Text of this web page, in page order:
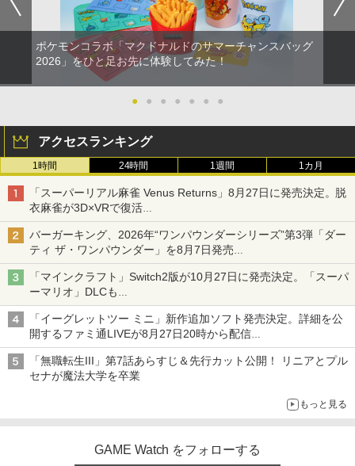
ポケモンコラボ「マクドナルドのサマーチャンスバッグ
2026」をひと足お先に体験してみた！
● ● ● ● ● ● ●
アクセスランキング
1時間 24時間 1週間 1カ月
「スーパーリアル麻雀 Venus Returns」8月27日に発売決定。脱
衣麻雀が3D×VRで復活
発売から2週間は20%オフになるセールが実施
バーガーキング、2026年“ワンパウンダーシリーズ”第3弾「ダー
ティ ザ・ワンパウンダー」を8月7日発売
「特製ガーリックマヨソース」を使用した超大型チーズバーガー
「マインクラフト」Switch2版が10月27日に発売決定。「スーパ
ーマリオ」DLCも
Switch版からのアップグレードも可能に
「イーグレットツー ミニ」新作追加ソフト発売決定。詳細を公
開するファミ通LIVEが8月27日20時から配信
シリーズ累計100タイトルへ
「無職転生III」第7話あらすじ＆先行カット公開！ リニアとプル
セナが魔法大学を卒業
もっと見る
GAME Watch をフォローする